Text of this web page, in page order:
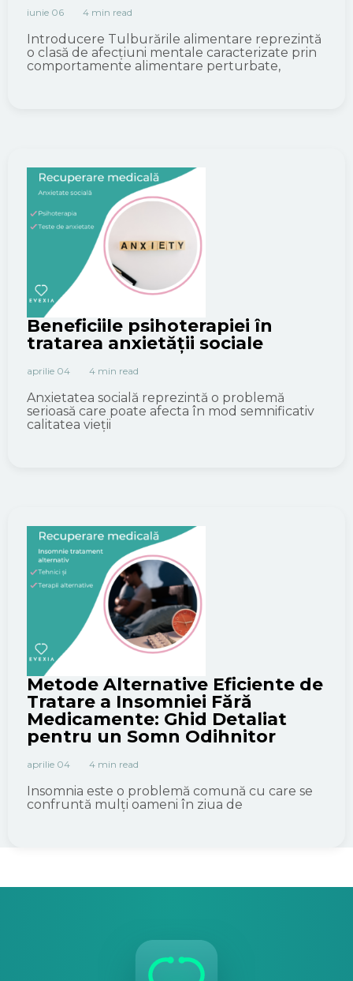
iunie 06 4 min read
Introducere Tulburările alimentare reprezintă
o clasă de afecțiuni mentale caracterizate prin
comportamente alimentare perturbate,
Beneficiile psihoterapiei în
tratarea anxietății sociale
aprilie 04 4 min read
Anxietatea socială reprezintă o problemă
serioasă care poate afecta în mod semnificativ
calitatea vieții
Metode Alternative Eficiente de
Tratare a Insomniei Fără
Medicamente: Ghid Detaliat
pentru un Somn Odihnitor
aprilie 04 4 min read
Insomnia este o problemă comună cu care se
confruntă mulți oameni în ziua de